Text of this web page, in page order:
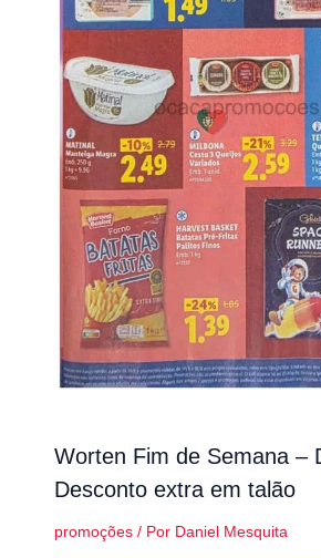
Worten Fim de Semana –
Desconto extra em talão
promoções/ Por Daniel Mesquita